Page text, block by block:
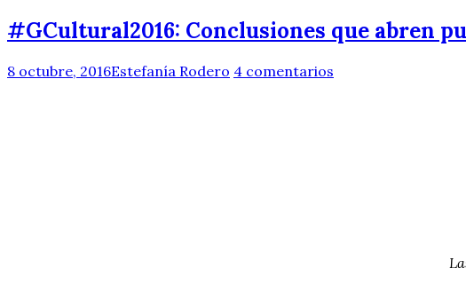
#GCultural2016: Conclusiones que abren
8 octubre, 2016Estefanía Rodero 4 comentarios